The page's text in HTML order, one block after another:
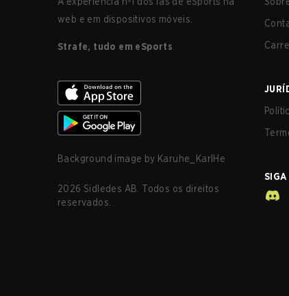
web e em dispositivos móveis.
Strafe, tudo em eSports
Background image by Karuhe_KarlHe
2026 Sidledes AB. Todos os direitos
reservados.
SIGA